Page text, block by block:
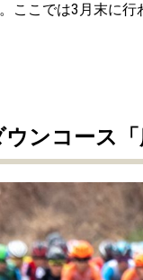
ここでは3月末に
ンコース